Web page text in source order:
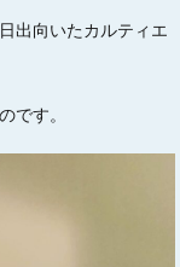
出向いたカルティエ
です。